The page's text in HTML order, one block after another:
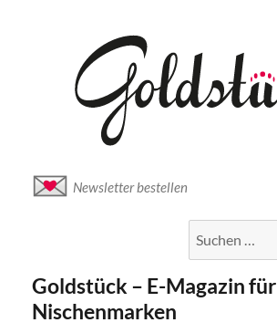
Newsletter bestellen
nach:
Goldstück – E-Magazin für
Nischenmarken